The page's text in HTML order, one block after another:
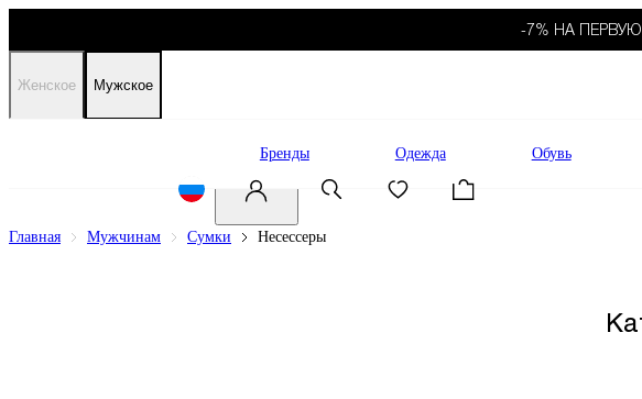
-7% НА
Женское Мужское
Бренды Одежда Обувь
Главная Мужчинам Сумки Несессеры